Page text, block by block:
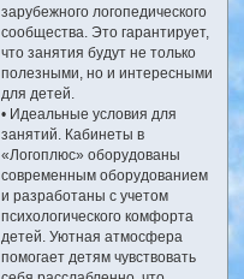
зарубежного логопедического
сообщества. Это гарантирует,
что занятия будут не только
полезными, но и интересными
для детей.
• Идеальные условия для
занятий. Кабинеты в
«Логоплюс» оборудованы
современным оборудованием
и разработаны с учетом
психологического комфорта
детей. Уютная атмосфера
помогает детям чувствовать